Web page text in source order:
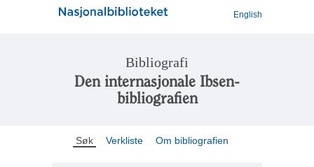
English
Bibliografi
Den internasjonale Ibsen-
bibliografien
Søk Verkliste Om bibliografien